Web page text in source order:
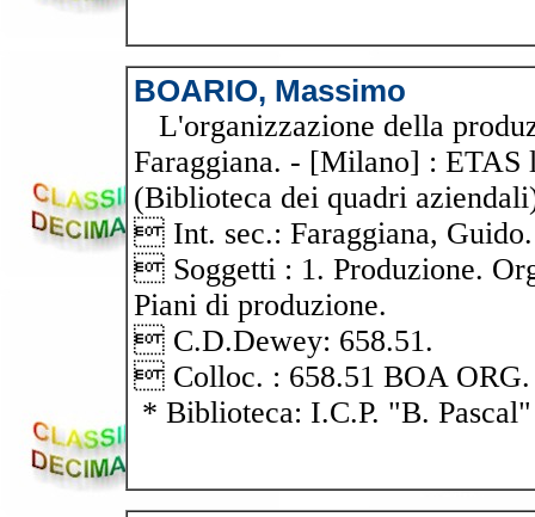
BOARIO, Massimo
L'organizzazione della
Faraggiana. - [Milano] :
(Biblioteca dei quadri
 Int. sec.: Faraggiana, Guido.
 Soggetti : 1. Produzione.
Piani di produzione.
 C.D.Dewey: 658.51.
 Colloc. : 658.51 BOA ORG.
* Biblioteca: I.C.P. "B. Pascal"